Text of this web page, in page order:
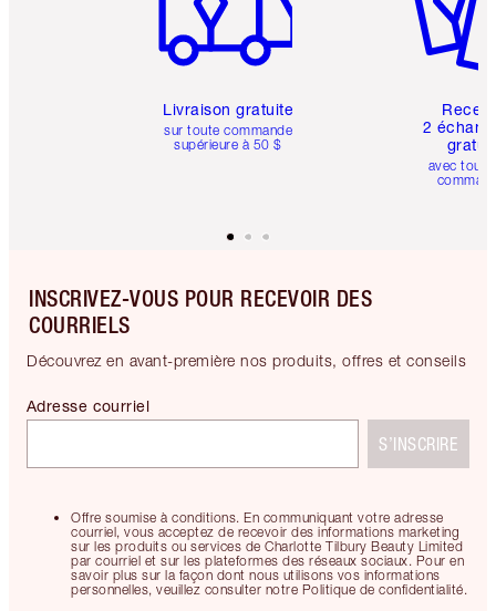
Livraison gratuite
sur toute commande
supérieure à 50 $
2
avec
INSCRIVEZ-VOUS POUR RECEVOIR DES
COURRIELS
Découvrez en avant-première nos produits, offres et conseils
Offre soumise à conditions. En communiquant votre adresse
courriel, vous acceptez de recevoir des informations marketing
sur les produits ou services de Charlotte Tilbury Beauty Limited
par courriel et sur les plateformes des réseaux sociaux. Pour en
savoir plus sur la façon dont nous utilisons vos informations
personnelles, veuillez consulter notre Politique de confidentialité.
Adresse courriel
S’INSCRIRE